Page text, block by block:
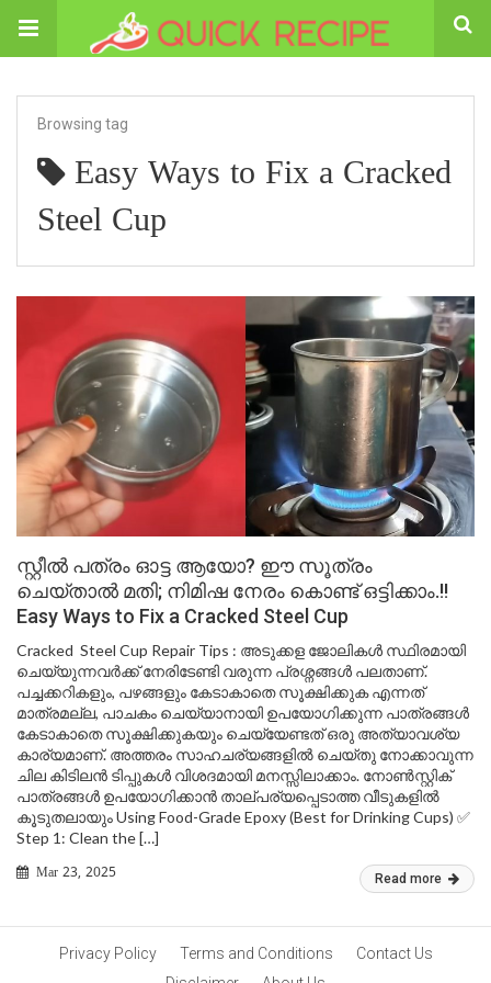
Browsing tag
Easy Ways to Fix a Cracked
Steel Cup
സ്റ്റീൽ പത്രം ഓട്ട ആയോ? ഈ സൂത്രം
ചെയ്‌താൽ മതി; നിമിഷ നേരം കൊണ്ട് ഒട്ടിക്കാം.!!
Easy Ways to Fix a Cracked Steel Cup
Cracked Steel Cup Repair Tips : അടുക്കള ജോലികൾ സ്ഥിരമായി
ചെയ്യുന്നവർക്ക് നേരിടേണ്ടി വരുന്ന പ്രശ്നങ്ങൾ പലതാണ്.
പച്ചക്കറികളും, പഴങ്ങളും കേടാകാതെ സൂക്ഷിക്കുക എന്നത്
മാത്രമല്ല, പാചകം ചെയ്യാനായി ഉപയോഗിക്കുന്ന പാത്രങ്ങൾ
കേടാകാതെ സൂക്ഷിക്കുകയും ചെയ്യേണ്ടത് ഒരു അത്യാവശ്യ
കാര്യമാണ്. അത്തരം സാഹചര്യങ്ങളിൽ ചെയ്തു നോക്കാവുന്ന
ചില കിടിലൻ ടിപ്പുകൾ വിശദമായി മനസ്സിലാക്കാം. നോൺസ്റ്റിക്
പാത്രങ്ങൾ ഉപയോഗിക്കാൻ താല്പര്യപ്പെടാത്ത വീടുകളിൽ
കൂടുതലായും Using Food-Grade Epoxy (Best for Drinking Cups) ✅
Step 1: Clean the […]
Mar 23, 2025 Read more
Privacy Policy Terms and Conditions
Contact Us